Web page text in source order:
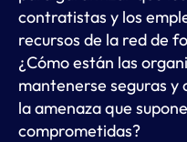
contratistas y los
recursos de la red de
¿Cómo están las
mantenerse seguras y
la amenaza que
comprometidas?